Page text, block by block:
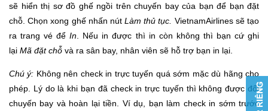
sẽ hiển thị sơ đồ ghế ngồi trên chuyến bay của bạn để bạn đặt
chỗ. Chọn xong ghế nhấn nútLàm thủ tục. VietnamAirlines sẽ tạo
ra trang vé đểIn. Nếu in được thì in còn không thì bạn cứ ghi
lại Mã đặt chỗ và ra sân bay, nhân viên sẽ hỗ trợ bạn in lại.
Chú ý: Không nên check in trực tuyến quá sớm mặc dù hãng cho
phép. Lý do là khi bạn đã check in trực tuyến thì không được đổi
chuyến bay và hoàn lại tiền. Ví dụ, bạn làm check in sớm trước